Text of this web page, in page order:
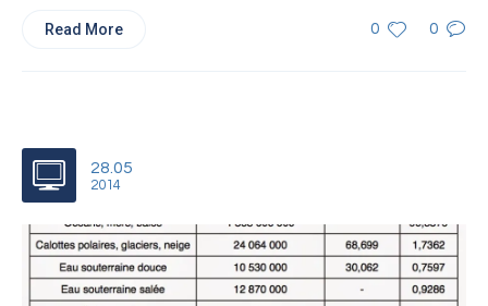
0 0
Read More
28.05
2014